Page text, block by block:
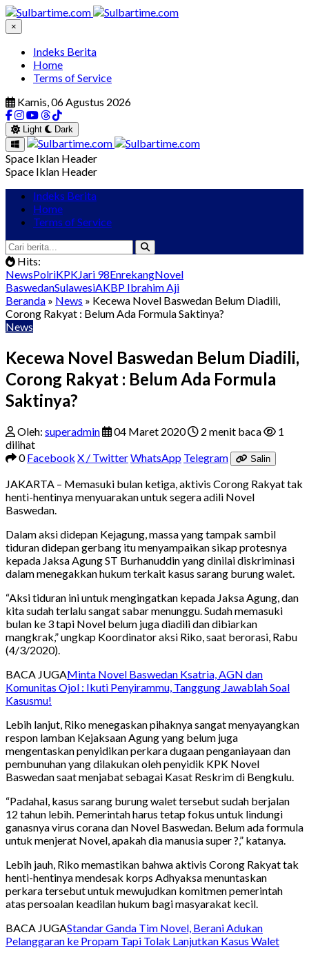
×
Indeks Berita
Home
Terms of Service
Kamis, 06 Agustus 2026
Light Dark
Space Iklan Header
Space Iklan Header
Indeks Berita
Home
Terms of Service
Hits:
NewsPolriKPKJari 98EnrekangNovel
BaswedanSulawesiAKBP Ibrahim Aji
Beranda » News » Kecewa Novel Baswedan Belum Diadili,
Corong Rakyat : Belum Ada Formula Saktinya?
News
Kecewa Novel Baswedan Belum Diadili,
Corong Rakyat : Belum Ada Formula
Saktinya?
Oleh: superadmin 04 Maret 2020 2 menit baca
1
dilihat
0Facebook X / TwitterWhatsApp Telegram Salin
JAKARTA – Memasuki bulan ketiga, aktivis Corong Rakyat tak
henti-hentinya menyuarakan untuk segera adili Novel
Baswedan.
Dalam aksi didepan Kejagung, massa yang tampak sambil
tiduran didepan gerbang itu menyampaikan sikap protesnya
kepada Jaksa Agung ST Burhanuddin yang dinilai diskriminasi
dalam menegakkan hukum terkait kasus sarang burung walet.
“Aksi tiduran ini untuk mengingatkan kepada Jaksa Agung, dan
kita sudah terlalu sangat sabar menunggu. Sudah memasuki
bulan ke 3 tapi Novel belum juga diadili dan dibiarkan
mangkrak,” ungkap Koordinator aksi Riko, saat berorasi, Rabu
(4/3/2020).
BACA JUGAMinta Novel Baswedan Ksatria, AGN dan
Komunitas Ojol : Ikuti Penyirammu, Tanggung Jawablah Soal
Kasusmu!
Lebih lanjut, Riko menegaskan pihaknya sangat menyayangkan
respon lamban Kejaksaan Agung yang belum juga
mengentaskan penyidikan perkara dugaan penganiayaan dan
pembunuhan yang dilakukan oleh penyidik KPK Novel
Baswedan saat menjabat sebagai Kasat Reskrim di Bengkulu.
“Padahal, kasus sarang burung walet tersebut sudah berjalan
12 tahun lebih. Pemerintah harus tetap fokus untuk lindungi
ganasnya virus corana dan Novel Baswedan. Belum ada formula
untuk menjerat Novel, apakah dia manusia super ?,” katanya.
Lebih jauh, Riko memastikan bahwa aktivis Corong Rakyat tak
henti-hentinya mendesak korps Adhyaksa menuntaskan
perkara tersebut untuk mewujudkan komitmen pemerintah
atas persoalan keadilan hukum bagi masyarakat kecil.
BACA JUGAStandar Ganda Tim Novel, Berani Adukan
Pelanggaran ke Propam Tapi Tolak Lanjutkan Kasus Walet